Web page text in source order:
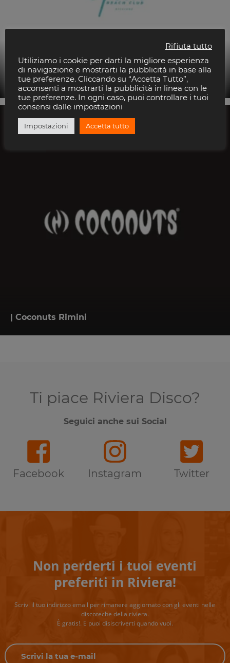
Deejay Resident
Opéra Riccione
15
AGO
| Coconuts Rimini
Ti piace Riviera Disco?
Seguici anche sui Social
Facebook Instagram Twitter
Non perderti i tuoi eventi
preferiti in Riviera!
Scrivi il tuo indirizzo email per rimanere aggiornato con gli eventi nelle
discoteche della riviera.
È gratis!. E puoi disiscriverti quando vuoi.
Rifiuta tutto
Utiliziamo i cookie per darti la migliore esperienza
di navigazione e mostrarti la pubblicità in base alla
tue preferenze. Cliccando su “Accetta Tutto”,
acconsenti a mostrarti la pubblicità in linea con le
tue preferenze. In ogni caso, puoi controllare i tuoi
consensi dalle impostazioni
Impostazioni Accetta tutto